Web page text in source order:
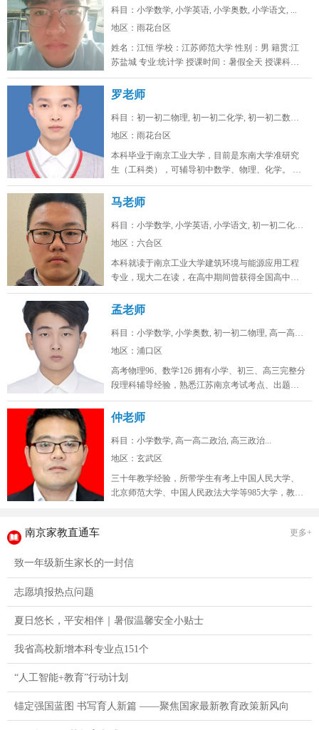
科目：小学数学, 小学英语, 小学奥数, 小学语文, ...
地区：雨花台区
姓名：江恒 学校：江苏师范大学 性别：男 籍贯:江
苏盐城 专业:统计学 授课时间：暑假全天 授课科
目：小学初...
罗老师
科目：初一初二物理, 初一初二化学, 初一初二数学, ...
地区：雨花台区
本科毕业于南京工业大学，目前是东南大学准研究
生（工科类），可辅导初中数学、物理、化学。 可
线上/线下，南京雨花台、浦口...
马老师
科目：小学数学, 小学英语, 小学语文, 初一初二化学...
地区：六合区
本科就读于南京工业大学建筑环境与能源应用工程
专业，现大二在读，在高中期间曾获得全国高中生
英语能力测评大赛省一，全国化学奥...
孟老师
科目：小学数学, 小学奥数, 初一初二物理, 高一高二...
地区：浦口区
高考物理96、数学126 拥有小学、初三、高三完整分
段理科辅导经验，熟悉江苏南京考试考点、出题思
路，擅长补差提分、五升...
仲老师
科目：小学数学, 高一高二政治, 高三政治...
地区：玄武区
三十年教学经验，所带学生有考上中国人民大学、
北京师范大学、中国人民政法大学等985大学，教学
南京家教直通车 更多+
致一年级新生家长的一封信
志愿填报热点问题
夏日悠长，平安相伴｜暑假温馨安全小贴士
我省高校新增本科专业点151个
“人工智能+教育”行动计划
锚定强国蓝图 书写育人新篇 ——聚焦国家最新教育政策新风向